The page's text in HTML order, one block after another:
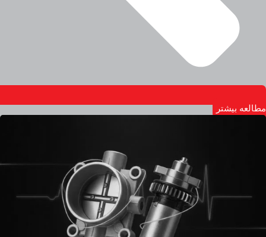
مطالعه بیشتر